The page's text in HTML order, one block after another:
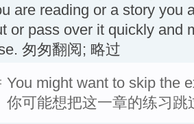
are reading or a story you
or pass over it quickly and
匆匆翻阅; 略过
You might want to skip the
你可能想把这一章的练习跳